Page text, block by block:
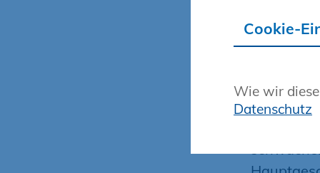
Cookie-
Wie wir
Datenschutz
und der
Orderplus
im ersten